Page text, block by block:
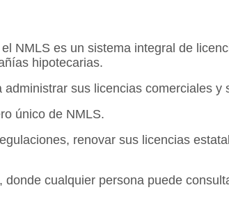
NMLS es un sistema integral de
hipotecarias.
sus licencias comerciales y
único de NMLS.
renovar sus licencias
, donde cualquier persona puede